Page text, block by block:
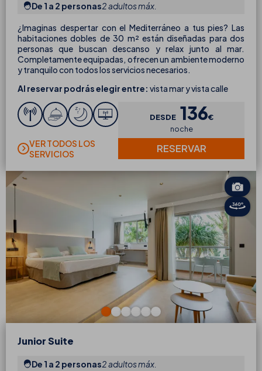
De 1 a 2 personas2 adultos máx.
¿Imaginas despertar con el Mediterráneo a tus pies? Las
habitaciones dobles de 30 m² están diseñadas para dos
personas que buscan descanso y relax junto al mar.
Completamente equipadas, ofrecen un ambiente moderno
y tranquilo con todos los servicios necesarios.
Al reservar podrás elegir entre: vista mar y vista calle
VER TODOS LOS
SERVICIOS
DESDE 136€
noche
RESERVAR
Junior Suite
De 1 a 2 personas2 adultos máx.